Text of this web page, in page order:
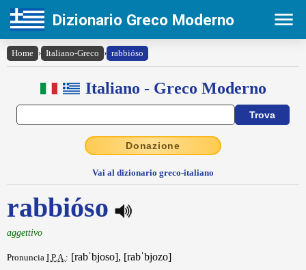
Dizionario Greco Moderno
Home › Italiano-Greco › rabbióso
Italiano - Greco Moderno
Donazione
Vai al dizionario greco-italiano
rabbióso
aggettivo
Pronuncia I.P.A.: [rabˈbjoso], [rabˈbjozo]